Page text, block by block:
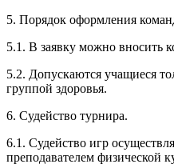
5. Порядок оформления
5.1. В заявку можно вносить
5.2. Допускаются учащиеся
группой здоровья.
6. Судейство турнира.
6.1. Судейство игр
преподавателем физической